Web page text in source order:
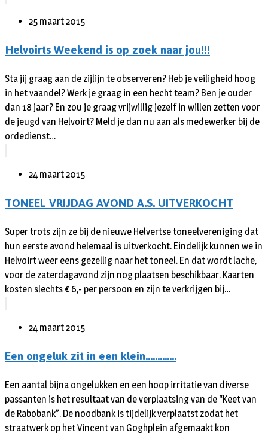
25 maart 2015
Helvoirts Weekend is op zoek naar jou!!!
Sta jij graag aan de zijlijn te observeren? Heb je veiligheid hoog
in het vaandel? Werk je graag in een hecht team? Ben je ouder
dan 18 jaar? En zou je graag vrijwillig jezelf in willen zetten voor
de jeugd van Helvoirt? Meld je dan nu aan als medewerker bij de
ordedienst…
24 maart 2015
TONEEL VRIJDAG AVOND A.S. UITVERKOCHT
Super trots zijn ze bij de nieuwe Helvertse toneelvereniging dat
hun eerste avond helemaal is uitverkocht. Eindelijk kunnen we in
Helvoirt weer eens gezellig naar het toneel. En dat wordt lache,
voor de zaterdagavond zijn nog plaatsen beschikbaar. Kaarten
kosten slechts € 6,- per persoon en zijn te verkrijgen bij…
24 maart 2015
Een ongeluk zit in een klein………….
Een aantal bijna ongelukken en een hoop irritatie van diverse
passanten is het resultaat van de verplaatsing van de “Keet van
de Rabobank”. De noodbank is tijdelijk verplaatst zodat het
straatwerk op het Vincent van Goghplein afgemaakt kon